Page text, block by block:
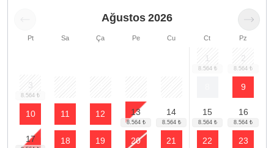
Ağustos 2026
Pt Sa Ça Pe Cu Ct Pz
1 2
3 9
10 11 12 13 14 15 16
17 18 19 20 21 22 23